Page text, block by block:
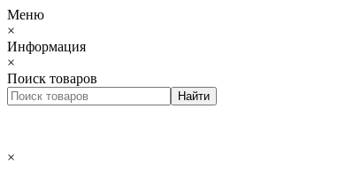
Меню
×
Информация
×
Поиск товаров
×